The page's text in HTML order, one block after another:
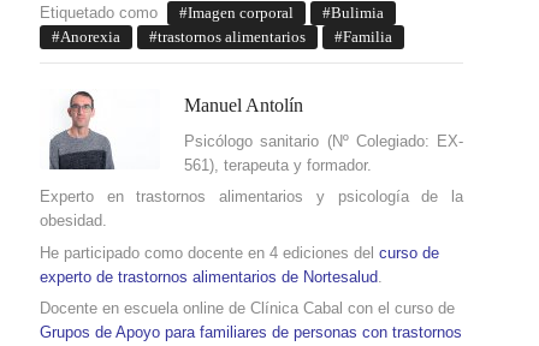
Etiquetado como Imagen corporal
Bulimia
Anorexia
trastornos alimentarios Familia
Manuel Antolín
Psicólogo sanitario (Nº Colegiado: EX-
561), terapeuta y formador.
Experto en trastornos alimentarios y psicología de la
obesidad.
He participado como docente en 4 ediciones del curso de
experto de trastornos alimentarios de Nortesalud
Docente en escuela online de Clínica Cabal con el curso de
Grupos de Apoyo para familiares de personas con trastornos